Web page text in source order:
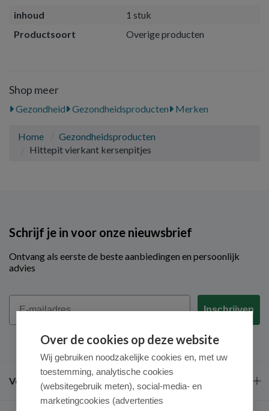
inhoud
1 stuk
Productsoort
Overige producten
Shop meer
Gezondheid Gezondheidsproducten Merken
Home
Gezondheidsproducten
Hittepit vierkant kersenpitjes
Schrijf je in voor onze nieuwsbrief
Ontvang als eerste de beste aanbiedingen en persoonlijk
advies
Email
Inschrijven
Veel gestelde vragen
Over de cookies op deze website
Wij gebruiken noodzakelijke cookies en, met uw
toestemming, analytische cookies
(websitegebruik meten), social-media- en
marketingcookies (advertenties